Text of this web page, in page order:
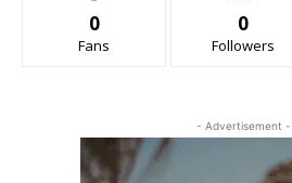
0
Fans
0
Followers
- Advertisement -